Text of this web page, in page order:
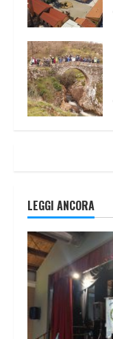
LEGGI ANCORA